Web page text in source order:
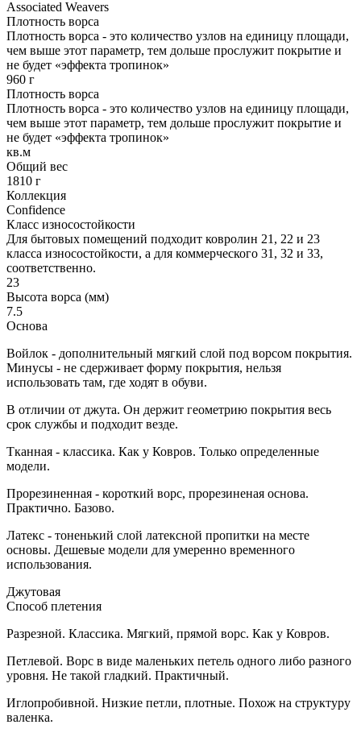
Associated Weavers
Плотность ворса
Плотность ворса - это количество узлов на единицу площади,
чем выше этот параметр, тем дольше прослужит покрытие и
не будет «эффекта тропинок»
960 г
Плотность ворса
Плотность ворса - это количество узлов на единицу площади,
чем выше этот параметр, тем дольше прослужит покрытие и
не будет «эффекта тропинок»
кв.м
Общий вес
1810 г
Коллекция
Confidence
Класс износостойкости
Для бытовых помещений подходит ковролин 21, 22 и 23
класса износостойкости, а для коммерческого 31, 32 и 33,
соответственно.
23
Высота ворса (мм)
7.5
Основа
Войлок - дополнительный мягкий слой под ворсом покрытия.
Минусы - не сдерживает форму покрытия, нельзя
использовать там, где ходят в обуви.
В отличии от джута. Он держит геометрию покрытия весь
срок службы и подходит везде.
Тканная - классика. Как у Ковров. Только определенные
модели.
Прорезиненная - короткий ворс, прорезиненая основа.
Практично. Базово.
Латекс - тоненький слой латексной пропитки на месте
основы. Дешевые модели для умеренно временного
использования.
Джутовая
Способ плетения
Разрезной. Классика. Мягкий, прямой ворс. Как у Ковров.
Петлевой. Ворс в виде маленьких петель одного либо разного
уровня. Не такой гладкий. Практичный.
Иглопробивной. Низкие петли, плотные. Похож на структуру
валенка.